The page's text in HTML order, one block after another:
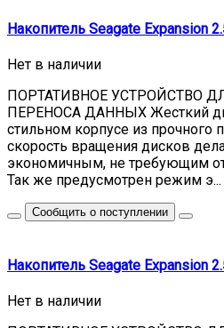
Накопитель Seagate Expansion
Нет в наличии
ПОРТАТИВНОЕ УСТРОЙСТВО
ПЕРЕНОСА ДАННЫХ Жесткий
стильном корпусе из прочного
скорость вращения дисков
экономичным, не требующим
Так же предусмотрен режим э...
Сообщить о поступлении
Накопитель Seagate Expansion
Нет в наличии